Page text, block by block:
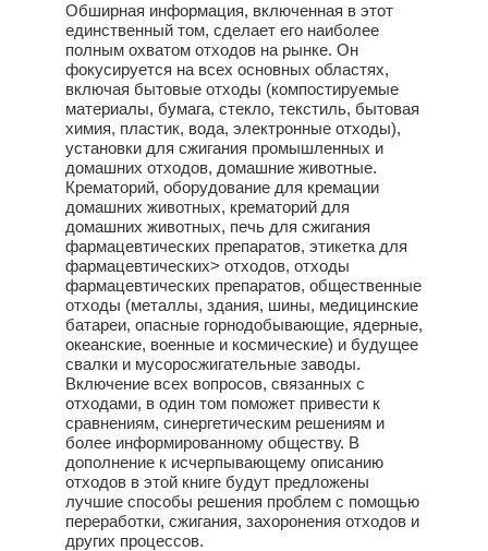
Обширная информация, включенная в этот
единственный том, сделает его наиболее
полным охватом отходов на рынке. Он
фокусируется на всех основных областях,
включая бытовые отходы (компостируемые
материалы, бумага, стекло, текстиль, бытовая
химия, пластик, вода, электронные отходы),
установки для сжигания промышленных и
домашних отходов, домашние животные.
Крематорий, оборудование для кремации
домашних животных, крематорий для
домашних животных, печь для сжигания
фармацевтических препаратов, этикетка для
фармацевтических> отходов, отходы
фармацевтических препаратов, общественные
отходы (металлы, здания, шины, медицинские
батареи, опасные горнодобывающие, ядерные,
океанские, военные и космические) и будущее
свалки и мусоросжигательные заводы.
Включение всех вопросов, связанных с
отходами, в один том поможет привести к
сравнениям, синергетическим решениям и
более информированному обществу. В
дополнение к исчерпывающему описанию
отходов в этой книге будут предложены
лучшие способы решения проблем с помощью
переработки, сжигания, захоронения отходов и
других процессов.